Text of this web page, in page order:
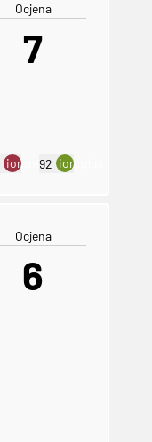
Ocjena
7
ion:minus
92 ion:plus
Ocjena
6